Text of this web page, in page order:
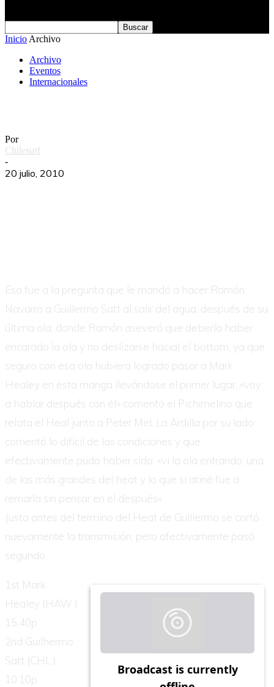
Inicio Archivo
Archivo
Eventos
Internacionales
Por
Chilesurf
-
20 julio, 2010
Esa fue a la pregunta que le mandó a hacer Ramón
Navarro a Guillermo Satt al salir del agua, después de su
última ola, donde Ramón aseveró que debería haber
encarado la ola y no deslizarse hacial el bottom, ya que
seguro con esa ola hubiera logrado pasar a Mark
Healey en esta manga llevándose el primer lugar, «voy
a hablar después con él» comentó el Pichimelino que
relata el Heal junto a Peter Mel. La Ardilla por su lado
comentó lo difícil de las condiciones y que
efectivamente pudo haber sido, «vi la ola entrando, una
de las más grandes del heat y lo que si atiné fue a
remarla sin pensar en el después»
Justo antes del termino del Heat de Guillermo se cortó
nuevamente la transmisión, pero afectivamente pasó
segundo.
1st Mark
Healey (HAW )
15.40p
2nd Guilhermo
Satt (CHL )
10.10p